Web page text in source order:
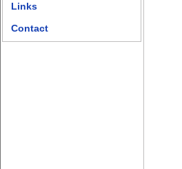
Links
Contact